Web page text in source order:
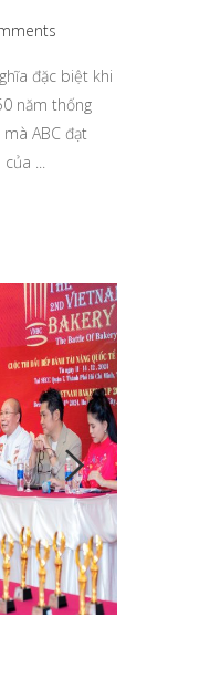
đặc biệt khi
năm thống
ABC đạt